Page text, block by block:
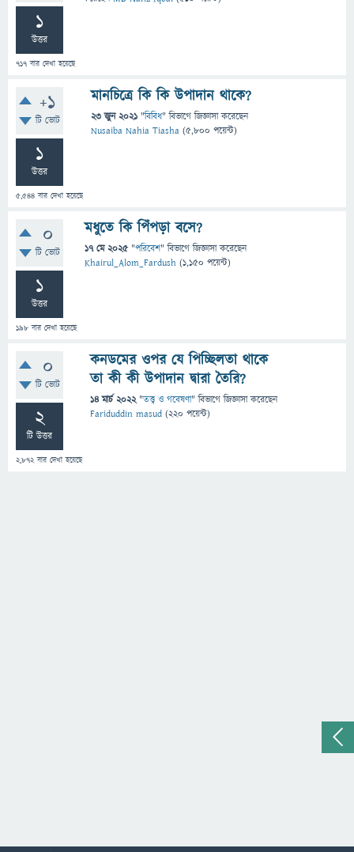
1
উত্তর
717 বার দেখা হয়েছে
+1
টি ভোট
1
উত্তর
5,544 বার দেখা হয়েছে
মানচিত্রে কি কি উপাদান থাকে?
23 জুন 2021 "বিবিধ" বিভাগে জিজ্ঞাসাকরেছেন
Nusaiba Nahia Tiasha (5,800 পয়েন্ট)
0
টি ভোট
1
উত্তর
198 বার দেখা হয়েছে
মধুতে কি পিঁপড়া বসে?
17 মে 2025 "পরিবেশ" বিভাগে জিজ্ঞাসাকরেছেন
Khairul_Alom_Fardush (1,150 পয়েন্ট)
0
টি ভোট
2
টি উত্তর
2,872বার দেখা হয়েছে
কনডমের ওপর যে পিচ্ছিলতা থাকে
তা কী কী উপাদান দ্বারা তৈরি?
14 মার্চ 2022 "তত্ত্ব ও গবেষণা" বিভাগে জিজ্ঞাসাকরেছেন
Fariduddin masud (220 পয়েন্ট)